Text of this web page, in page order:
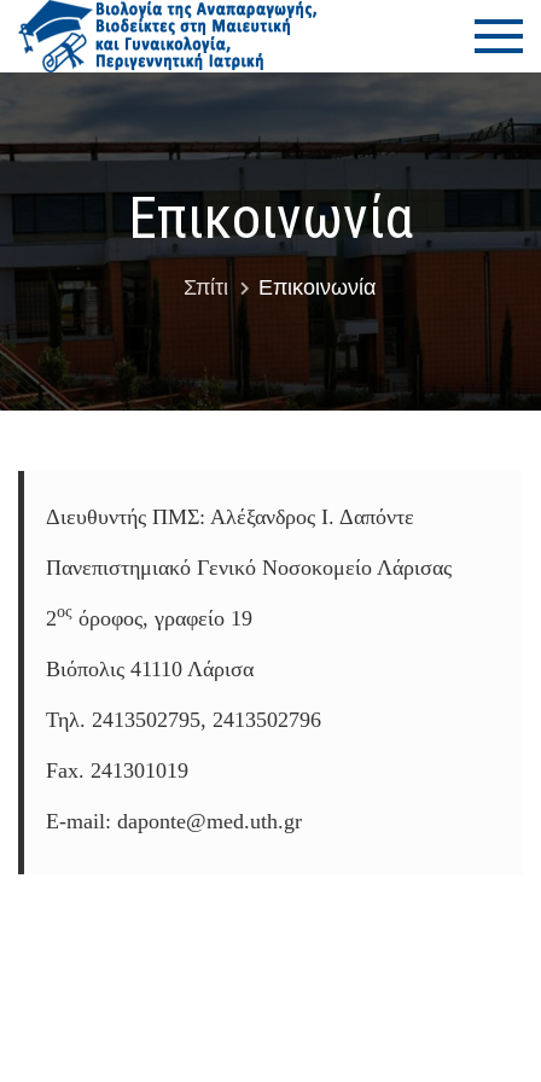
Μετάβαση
στο
περιεχόμενο
ΠΜΣ
της
–
στη
και
–
Ιατρική
Τμήμα Ιατρικής
Πανεπιστήμιο
Θεσσαλίας
Επικοινωνία
Σπίτι Επικοινωνία
Διευθυντής ΠΜΣ: Αλέξανδρος Ι. Δαπόντε
Πανεπιστημιακό Γενικό Νοσοκομείο Λάρισας
2οςόροφος, γραφείο 19
Βιόπολις 41110 Λάρισα
Τηλ. 2413502795, 2413502796
Fax. 241301019
E-mail: daponte@med.uth.gr